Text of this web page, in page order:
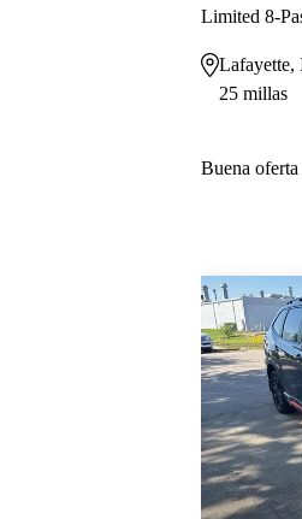
Limited 8-
Lafayette,
25 millas
Buena oferta